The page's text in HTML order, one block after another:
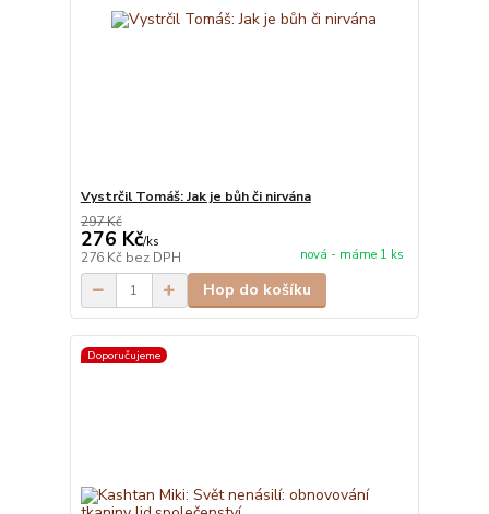
Vystrčil Tomáš: Jak je bůh či nirvána
297 Kč
276 Kč/ks
276 Kč bez DPH nová - máme 1 ks
Hop do košíku
Doporučujeme